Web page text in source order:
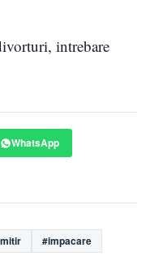
intrebare
WhatsApp
#impacare